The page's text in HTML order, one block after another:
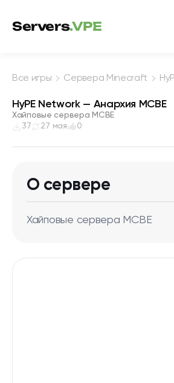
Servers.VPE
Все игры Сервера Minecraft
HyPE Network — Анархия MCBE
Хайповые сервера MCBE
37
27 мая 0
О сервере
Хайповые сервера MCBE